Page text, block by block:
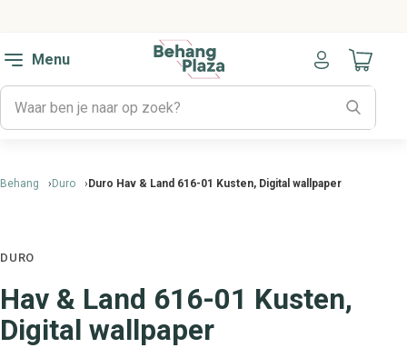
Menu
Naar
Behang Duro Duro Hav & Land 616-01 Kusten, Digital wallpaper
DURO
Hav & Land 616-01 Kusten,
Digital wallpaper